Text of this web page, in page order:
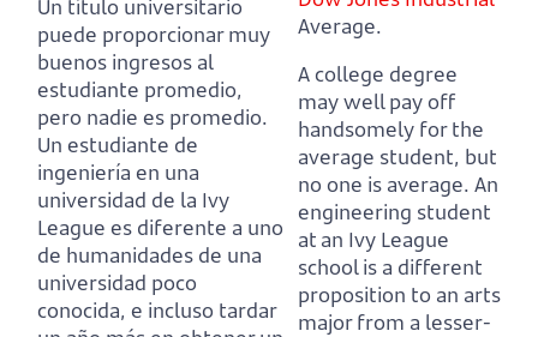
Un título universitario
puede proporcionar muy
buenos ingresos al
estudiante promedio,
pero nadie es promedio.
Un estudiante de
ingeniería en una
universidad de la Ivy
League es diferente a uno
de humanidades de una
universidad poco
conocida, e incluso tardar
Average.
A college degree
may well pay off
handsomely for the
average student, but
no one is average. An
engineering student
at an Ivy League
school is a different
proposition to an arts
major from a lesser-